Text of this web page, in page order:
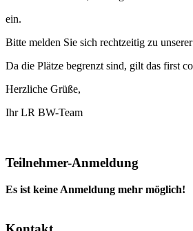
ein.
Bitte melden Sie sich rechtzeitig zu
Da die Plätze begrenzt sind, gilt das first
Herzliche Grüße,
Ihr LR BW-Team
Teilnehmer-Anmeldung
Es ist keine Anmeldung mehr möglich!